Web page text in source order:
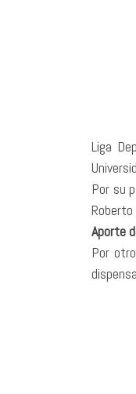
Liga
Por su
Aporte
Por